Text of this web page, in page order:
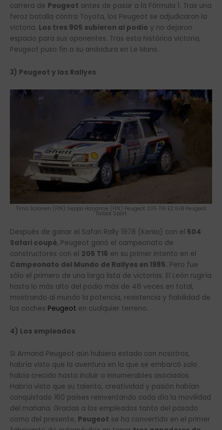
carrera de Peugeot antes de pasar a la Fórmula 1. Tras una
feroz batalla contra Toyota, los Peugeot se adjudicaron la
victoria. Los tres 905 subieron al podio y no dejaron
espacio para sus oponentes. Tras esta histórica victoria,
Peugeot puso fin a su andadura en Le Mans.
3) Peugeot y los Rallyes
Timo Salonen (FIN) Seppo Harjanne (FIN) Peugeot 205 T16 E2 GrB Peugeot
Talbot Sport
Después de ganar el Safari Rally 1978 (Kenia) con el 504
Safari coupé, Peugeot ganó el campeonato de
constructores con el 205 T16 en su primer intento en el
Campeonato del Mundo de Rallyes en 1985. Pero fue
sólo el primero de una larga lista de victorias. El León rugiría
hasta lo más alto del podio más de 48 veces en total,
mostrando al mundo la potencia, resistencia y fiabilidad de
los coches Peugeot en cualquier terreno.
4) Los empleados
Si Armand Peugeot aún hubiera estado con nosotros,
habría visto que la aventura en la que se embarcó solo
había crecido hasta incluir a innumerables asociados.
Habría visto que su talento, creatividad y pasión habían
conquistado 160 países reinventando cada día la movilidad
del mañana. Gracias a los empleados tanto del pasado
como del presente, Peugeot se ha convertido en el primer